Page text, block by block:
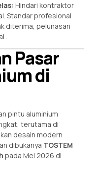
Hindari kontraktor
Standar profesional
diterima, pelunasan
.
Pasar
di
pintu aluminium
terutama di
desain modern
dibukanya TOSTEM
pada Mei 2026 di